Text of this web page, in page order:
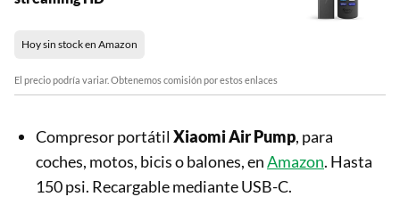
Hoy sin stock en Amazon
El precio podría variar. Obtenemos comisión por estos enlaces
Compresor portátil Xiaomi Air Pump, para
coches, motos, bicis o balones, enAmazon. Hasta
150 psi. Recargable mediante USB-C.